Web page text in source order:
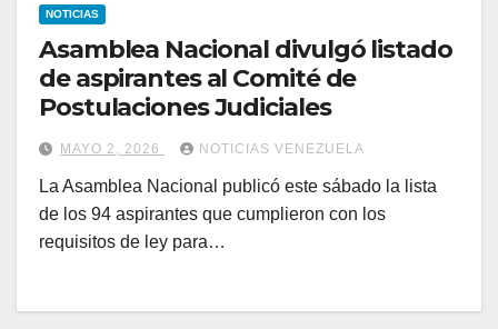
NOTICIAS
Asamblea Nacional divulgó listado
de aspirantes al Comité de
Postulaciones Judiciales
MAYO 2, 2026 NOTICIAS VENEZUELA
La Asamblea Nacional publicó este sábado la lista
de los 94 aspirantes que cumplieron con los
requisitos de ley para…